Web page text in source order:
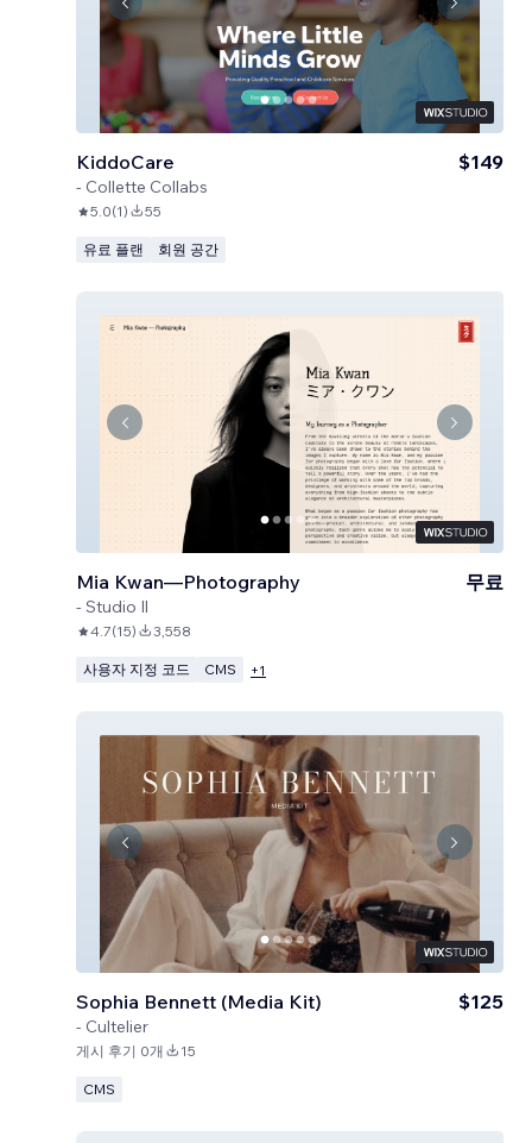
KiddoCare
- Collette Collabs
$149
5.0(1) 55
유료 플랜 회원 공간
Mia Kwan—Photography
- Studio Il
무료
4.7(15) 3,558
사용자 지정 코드 CMS +1
Sophia Bennett (Media Kit)
- Cultelier
$125
게시 후기 0개 15
CMS